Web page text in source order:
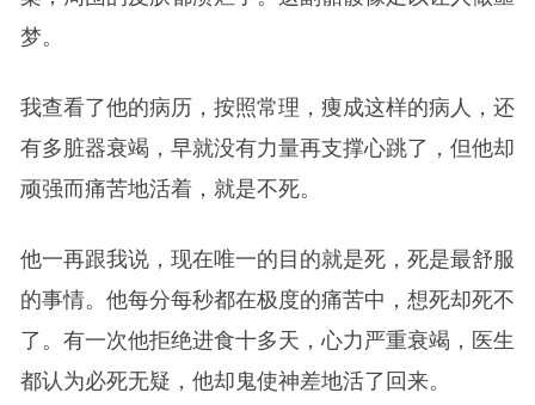
梦。
我查看了他的病历，按照常理，痩成这样的病人，还
有多脏器衰竭，早就没有力量再支撑心跳了，但他却
顽强而痛苦地活着，就是不死。
他一再跟我说，现在唯一的目的就是死，死是最舒服
的事情。他每分每秒都在极度的痛苦中，想死却死不
了。有一次他拒绝进食十多天，心力严重衰竭，医生
都认为必死无疑，他却鬼使神差地活了回来。